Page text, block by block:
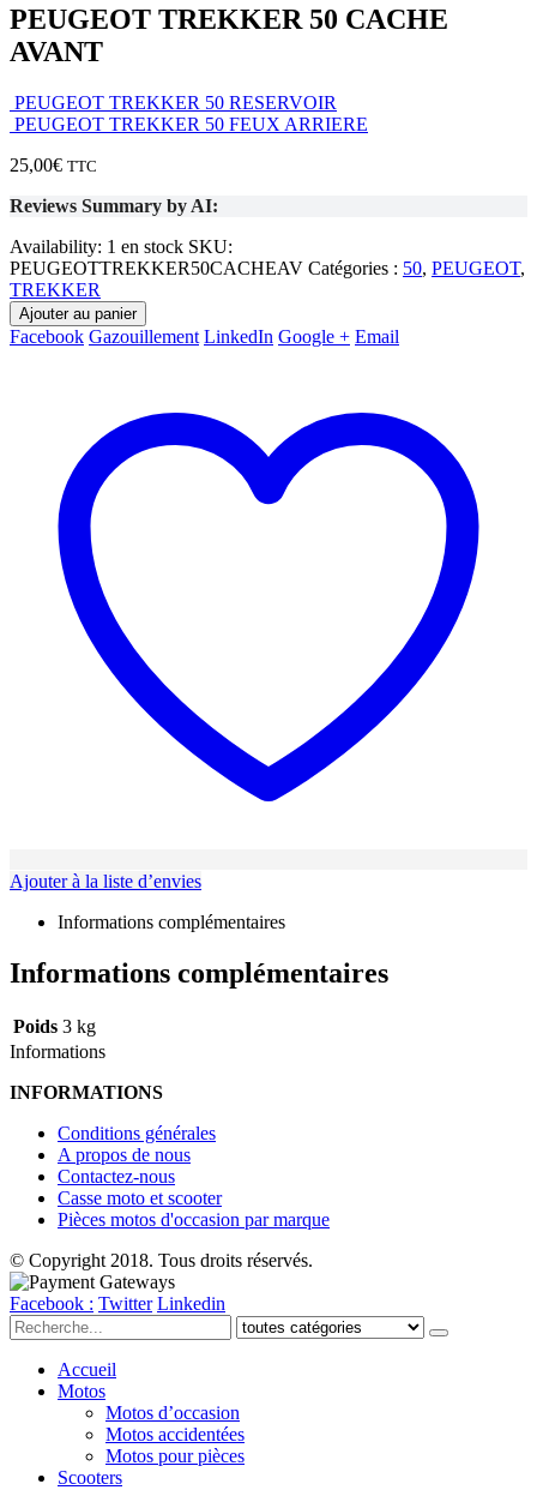
PEUGEOT TREKKER 50 CACHE
AVANT
PEUGEOT TREKKER 50 RESERVOIR
PEUGEOT TREKKER 50 FEUX ARRIERE
25,00€ TTC
Reviews Summary by AI:
Availability: 1 en stock SKU:
PEUGEOTTREKKER50CACHEAV Catégories : 50, PEUGEOT,
TREKKER
Ajouter au panier
Facebook Gazouillement LinkedIn Google + Email
Ajouter à la liste d’envies
Informations complémentaires
Informations complémentaires
Poids 3 kg
Informations
INFORMATIONS
Conditions générales
A propos de nous
Contactez-nous
Casse moto et scooter
Pièces motos d'occasion par marque
© Copyright 2018. Tous droits réservés.
Facebook : Twitter Linkedin
Accueil
Motos
Motos d’occasion
Motos accidentées
Motos pour pièces
Scooters